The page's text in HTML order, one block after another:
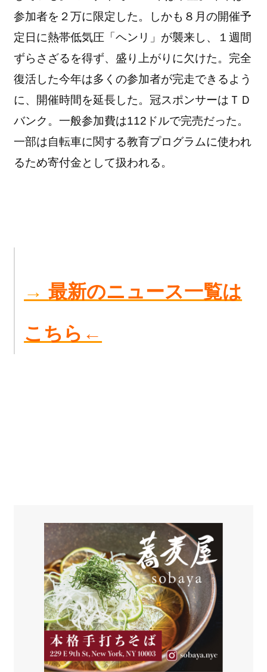
参加者を２万に限定した。しかも８月の開催予
定日に熱帯低気圧「ヘンリ」が襲来し、１週間
ずらさざるを得ず、盛り上がりに欠けた。完全
復活した今年は多くの参加者が完走できるよう
に、開催時間を延長した。冠スポンサーはＴＤ
バンク。一般参加費は112ドルで完売だった。
一部は自転車に関する教育プログラムに使われ
るため寄付金として扱われる。
→最新のニュース一覧は
こちら←